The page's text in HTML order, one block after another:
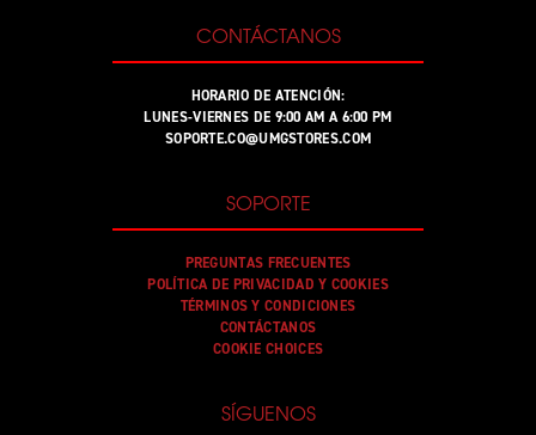
CONTÁCTANOS
HORARIO DE ATENCIÓN:
LUNES-VIERNES DE 9:00 AM A 6:00 PM
SOPORTE.CO@UMGSTORES.COM
SOPORTE
PREGUNTAS FRECUENTES
POLÍTICA DE PRIVACIDAD Y COOKIES
TÉRMINOS Y CONDICIONES
CONTÁCTANOS
COOKIE CHOICES
SÍGUENOS